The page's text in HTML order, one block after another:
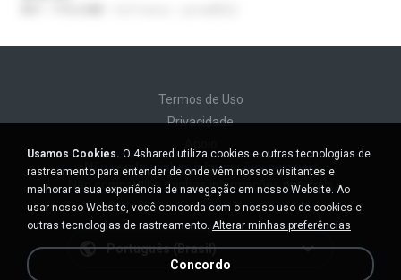
Termos de Uso
Privacidade
Não venda minhas informações pessoais
Não compartilhe minhas informações pessoais
Português (Brasil)
Usamos Cookies. O 4shared utiliza cookies e outras tecnologias de
rastreamento para entender de onde vêm nossos visitantes e
melhorar a sua experiência de navegação em nosso Website. Ao
usar nosso Website, você concorda com o nosso uso de cookies e
outras tecnologias de rastreamento. Alterar minhas preferências
Concordo